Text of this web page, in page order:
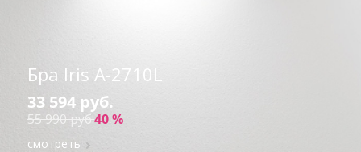
смотреть
Бра Iris A-2710L
33 594 руб.
55 990 руб.40 %